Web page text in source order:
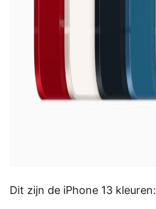
Dit zijn de iPhone 13 kleuren: